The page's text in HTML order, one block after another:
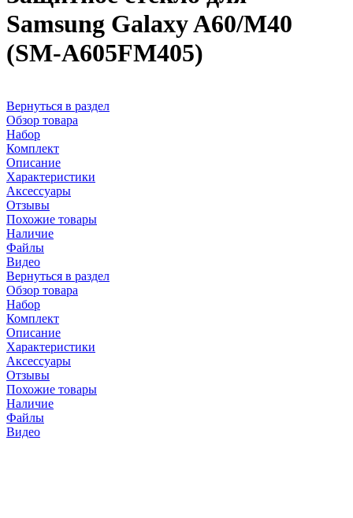
Samsung Galaxy A60/M40
(SM-A605FM405)
Вернуться в раздел
Обзор товара
Набор
Комплект
Описание
Характеристики
Аксессуары
Отзывы
Похожие товары
Наличие
Файлы
Видео
Вернуться в раздел
Обзор товара
Набор
Комплект
Описание
Характеристики
Аксессуары
Отзывы
Похожие товары
Наличие
Файлы
Видео